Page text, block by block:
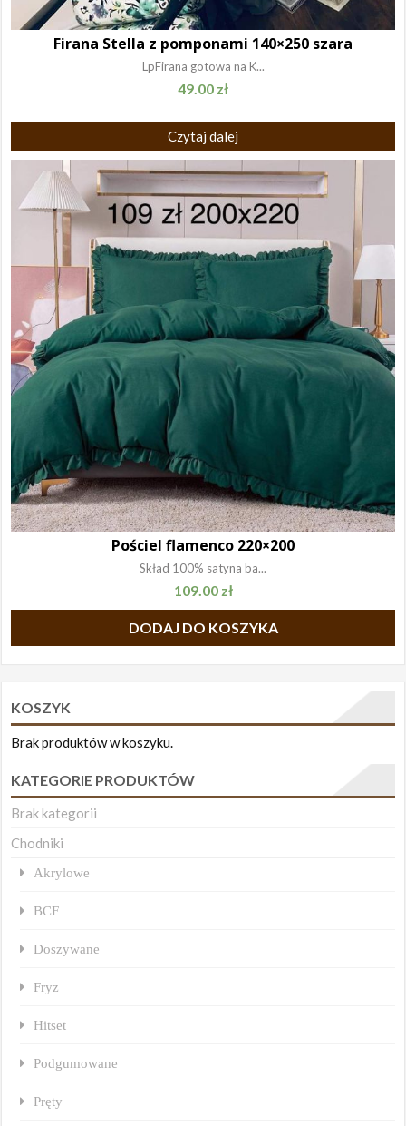
Firana Stella z pomponami 140×250 szara
LpFirana gotowa na K...
49.00 zł
Czytaj dalej
Pościel flamenco 220×200
Skład 100% satyna ba...
109.00 zł
DODAJ DO KOSZYKA
KOSZYK
Brak produktów w koszyku.
KATEGORIE PRODUKTÓW
Brak kategorii
Chodniki
Akrylowe
BCF
Doszywane
Fryz
Hitset
Podgumowane
Pręty